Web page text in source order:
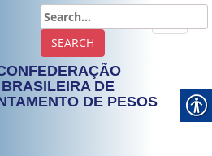
BRASILEIRA DE
DE PESOS